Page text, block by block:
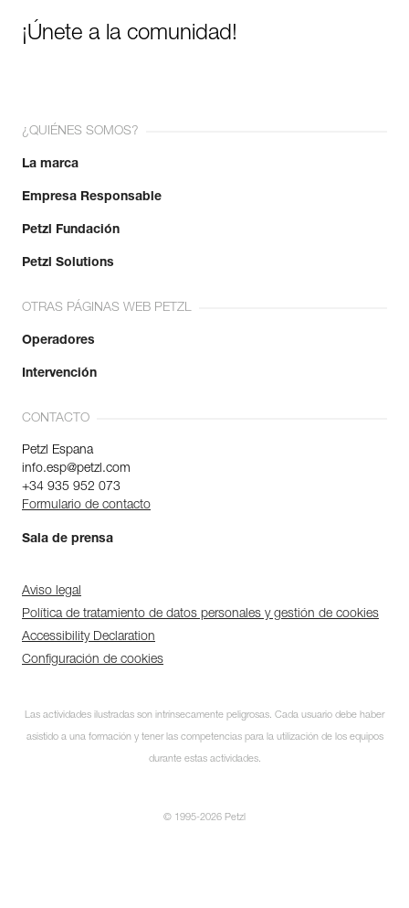
¡Únete a la comunidad!
¿QUIÉNES SOMOS?
La marca
Empresa Responsable
Petzl Fundación
Petzl Solutions
OTRAS PÁGINAS WEB PETZL
Operadores
Intervención
CONTACTO
Petzl Espana
info.esp@petzl.com
+34 935 952 073
Formulario de contacto
Sala de prensa
Aviso legal
Política de tratamiento de datos personales y gestión de cookies
Accessibility Declaration
Configuración de cookies
Las actividades ilustradas son intrínsecamente peligrosas. Cada usuario debe haber
asistido a una formación y tener las competencias para la utilización de los equipos
durante estas actividades.
© 1995-2026 Petzl